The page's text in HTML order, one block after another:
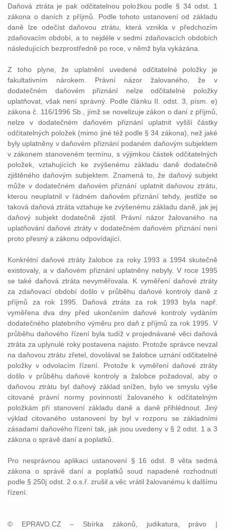
Daňová ztráta je pak odčitatelnou položkou podle § 34 odst. 1
zákona o daních z příjmů. Podle tohoto ustanovení od základu
daně lze odečíst daňovou ztrátu, která vznikla v předchozím
zdaňovacím období, a to nejdéle v sedmi zdaňovacích obdobích
následujících bezprostředně po roce, v němž byla vykázána.
Z toho plyne, že uplatnění uvedené odčitatelné položky je
fakultativním nárokem. Právní názor žalovaného, že v
dodatečném daňovém přiznání nelze odčitatelné položky
uplatňovat, však není správný. Podle článku II. odst. 3, písm. e)
zákona č. 116/1996 Sb., jímž se novelizuje zákon o dani z příjmů,
nelze v dodatečném daňovém přiznání uplatnit vyšší částky
odčitatelných položek (mimo jiné též podle § 34 zákona), než jaké
byly uplatněny v daňovém přiznání podaném daňovým subjektem
v zákonem stanoveném termínu, s výjimkou částek odčitatelných
položek, vztahujících ke zvýšenému základu daně dodatečně
zjištěného daňovým subjektem. Znamená to, že daňový subjekt
může v dodatečném daňovém přiznání uplatnit daňovou ztrátu,
kterou neuplatnil v řádném daňovém přiznání tehdy, jestliže se
taková daňová ztráta vztahuje ke zvýšenému základu daně, jak jej
daňový subjekt dodatečně zjistil. Právní názor žalovaného na
uplatňování daňové ztráty v dodatečném daňovém přiznání není
proto přesný a zákonu odpovídající.
Konkrétní daňové ztráty žalobce za roky 1993 a 1994 skutečně
existovaly, a v daňovém přiznání uplatněny nebyly. V roce 1995
se také daňová ztráta nevyměřovala. K vyměření daňové ztráty
za zdaňovací období došlo v průběhu daňové kontroly daně z
příjmů za rok 1995. Daňová ztráta za rok 1993 byla např.
vyměřena dva dny před ukončením daňové kontroly vydáním
dodatečného platebního výměru pro daň z příjmů za rok 1995. V
průběhu daňového řízení byla tudíž v projednávané věci daňová
ztráta za uplynulé roky postavena najisto. Protože správce nevzal
na daňovou ztrátu zřetel, dovolával se žalobce uznání odčitatelné
položky v odvolacím řízení. Protože k vyměření daňové ztráty
došlo v průběhu daňové kontroly a žalobce požadoval, aby o
daňovou ztrátu byl daňový základ snížen, bylo ve smyslu výše
citované právní normy povinností žalovaného k odčitatelným
položkám při stanovení základu daně a daně přihlédnout. Jiný
výklad citovaného ustanovení by byl v rozporu se základními
zásadami daňového řízení tak, jak jsou uvedeny v § 2 odst. 1 a 3
zákona o správě daní a poplatků.
Pro nesprávnou aplikaci ustanovení § 16 odst. 8 věta sedmá
zákona o správě daní a poplatků soud napadené rozhodnutí
podle § 250j odst. 2 o.s.ř. zrušil a věc vrátil žalovanému k dalšímu
řízení.
© EPRAVO.CZ – Sbírka zákonů, judikatura, právo |